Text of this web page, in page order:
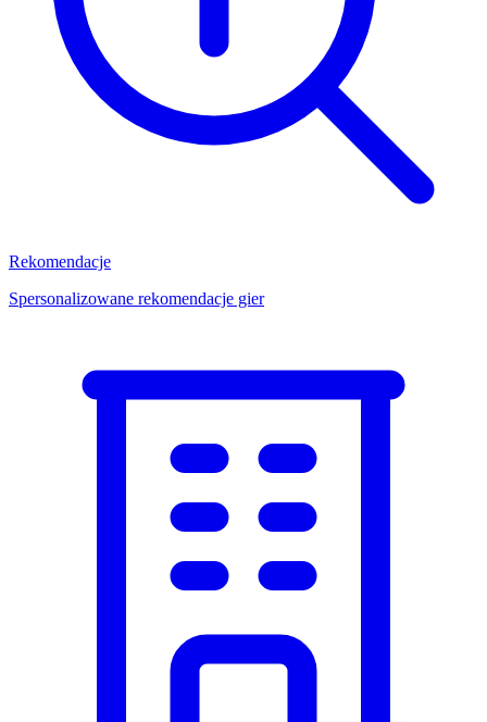
Rekomendacje
Spersonalizowane rekomendacje gier